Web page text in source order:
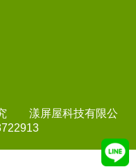
究 漾屏屋科技有限公